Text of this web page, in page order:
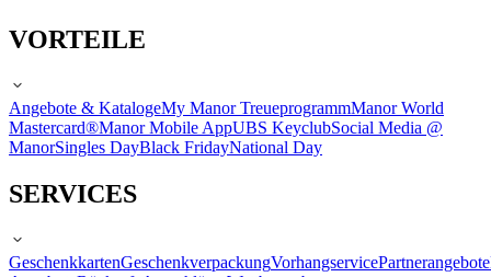
VORTEILE
Angebote & KatalogeMy Manor TreueprogrammManor World
Mastercard®Manor Mobile AppUBS KeyclubSocial Media @
ManorSingles DayBlack FridayNational Day
SERVICES
GeschenkkartenGeschenkverpackungVorhangservicePartnerangebote